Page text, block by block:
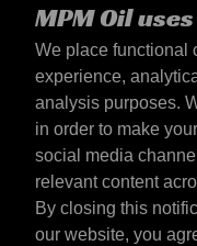
MPM Oil
We place functional
experience,
analysis purposes.
in order to make
social media
relevant content
By closing this
our website, you
Magyarország
Elérhetőség
Általános szerződési
Szállítási feltételek
Adatvédelmi nyilatkozat